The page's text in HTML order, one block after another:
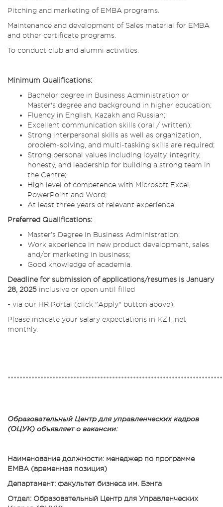
Pitching and marketing of EMBA programs.
Maintenance and development of Sales material for EMBA
and other certificate programs.
To conduct club and alumni activities.
Minimum Qualifications:
Bachelor degree in Business Administration or
Master's degree and background in higher education;
Fluency in English, Kazakh and Russian;
Excellent communication skills (oral / written);
Strong interpersonal skills as well as organization,
problem-solving, and multi-tasking skills are required;
Strong personal values including loyalty, integrity,
honesty, and leadership for building a strong team in
the Centre;
High level of competence with Microsoft Excel,
PowerPoint and Word;
At least three years of relevant experience.
Preferred Qualifications:
Master’s Degree in Business Administration;
Work experience in new product development, sales
and/or marketing in business;
Good knowledge of academia.
Deadline for submission of applications/resumes is January
28, 2025 inclusive or open until filled
- via our HR Portal (click "Apply" button above)
Please indicate your salary expectations in KZT, net
monthly.
Образовательный Центр для управленческих кадров
(ОЦУК) объявляет о вакансии:
Наименование должности: менеджер по программе
ЕМВА (временная позиция)
Департамент: факультет бизнеса им. Бэнга
Отдел: Образовательный Центр для Управленческих